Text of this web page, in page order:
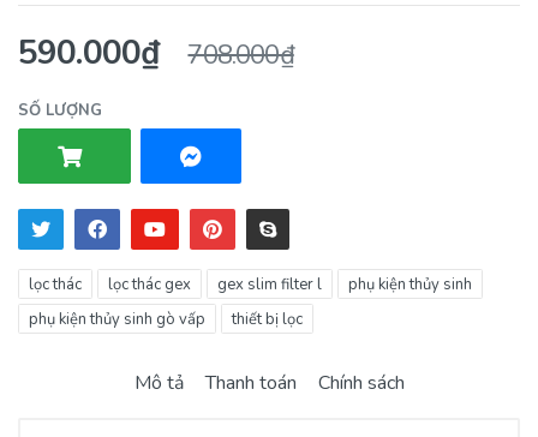
590.000₫ 708.000₫
SỐ LƯỢNG
lọc thác lọc thác gex gex slim filter l
phụ kiện thủy sinh
phụ kiện thủy sinh gò vấp
thiết bị lọc
Mô tả Thanh toán Chính sách